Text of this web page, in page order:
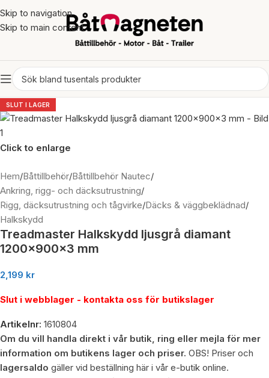
Skip to navigation
Skip to main content
SLUT I LAGER
Click to enlarge
Hem/Båttillbehör/Båttillbehör Nautec/
Ankring, rigg- och däcksutrustning/
Rigg, däcksutrustning och tågvirke/Däcks & väggbeklädnad/
Halkskydd
Treadmaster Halkskydd ljusgrå diamant
1200x900x3 mm
2,199 kr
Slut i webblager - kontakta oss för butikslager
Artikelnr: 1610804
Om du vill handla direkt i vår butik, ring eller mejla för mer
information om butikens lager och priser. OBS! Priser och
lagersaldo gäller vid beställning här i vår e-butik online.